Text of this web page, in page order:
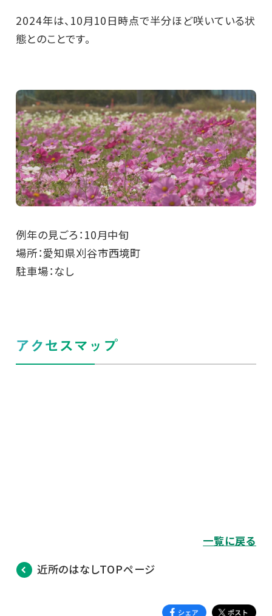
2024年は、10月10日時点で半分ほど咲いている状
態とのことです。
例年の見ごろ：10月中旬
場所：愛知県刈谷市西境町
駐車場：なし
アクセスマップ
一覧に戻る
近所のはなしTOPページ